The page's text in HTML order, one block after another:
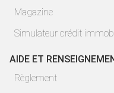
Magazine
Simulateur crédit
AIDE ET
Règlement